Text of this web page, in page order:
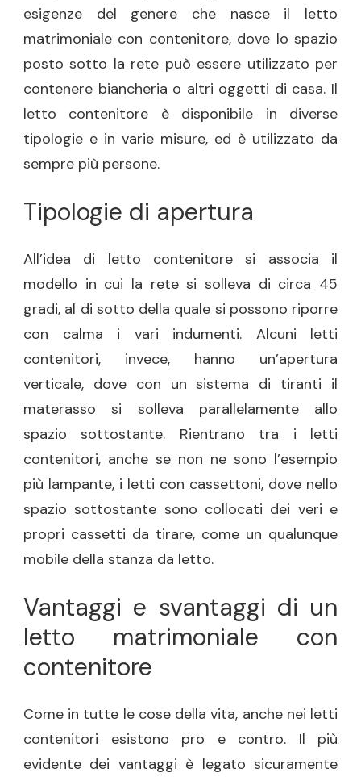
esigenze del genere che nasce il letto
matrimoniale con contenitore, dove lo spazio
posto sotto la rete può essere utilizzato per
contenere biancheria o altri oggetti di casa. Il
letto contenitore è disponibile in diverse
tipologie e in varie misure, ed è utilizzato da
sempre più persone.
Tipologie di apertura
All’idea di letto contenitore si associa il
modello in cui la rete si solleva di circa 45
gradi, al di sotto della quale si possono riporre
con calma i vari indumenti. Alcuni letti
contenitori, invece, hanno un’apertura
verticale, dove con un sistema di tiranti il
materasso si solleva parallelamente allo
spazio sottostante. Rientrano tra i letti
contenitori, anche se non ne sono l’esempio
più lampante, i letti con cassettoni, dove nello
spazio sottostante sono collocati dei veri e
propri cassetti da tirare, come un qualunque
mobile della stanza da letto.
Vantaggi e svantaggi di un
letto matrimoniale con
contenitore
Come in tutte le cose della vita, anche nei letti
contenitori esistono pro e contro. Il più
evidente dei vantaggi è legato sicuramente